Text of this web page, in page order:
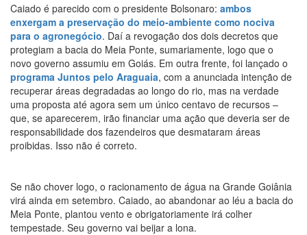
Caiado é parecido com o presidente Bolsonaro: ambos
enxergam a preservação do meio-ambiente como nociva
para o agronegócio. Daí a revogação dos dois decretos que
protegiam a bacia do Meia Ponte, sumariamente, logo que o
novo governo assumiu em Goiás. Em outra frente, foi lançado o
programa Juntos pelo Araguaia, com a anunciada intenção de
recuperar áreas degradadas ao longo do rio, mas na verdade
uma proposta até agora sem um único centavo de recursos –
que, se aparecerem, irão financiar uma ação que deveria ser de
responsabilidade dos fazendeiros que desmataram áreas
proibidas. Isso não é correto.
Se não chover logo, o racionamento de água na Grande Goiânia
virá ainda em setembro. Caiado, ao abandonar ao léu a bacia do
Meia Ponte, plantou vento e obrigatoriamente irá colher
tempestade. Seu governo vai beijar a lona.